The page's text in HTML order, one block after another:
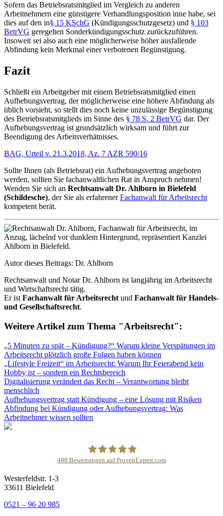
Sofern das Betriebsratsmitglied im Vergleich zu anderen
Arbeitnehmern eine günstigere Verhandlungsposition inne habe, sei
dies auf den in§ 15 KSchG (Kündigungsschutzgesetz) und § 103
BetrVG geregelten Sonderkündigungsschutz zurückzuführen.
Insoweit sei also auch eine möglicherweise höher ausfallende
Abfindung kein Merkmal einer verbotenen Begünstigung.
Fazit
Schließt ein Arbeitgeber mit einem Betriebsratsmitglied einen
Aufhebungsvertrag, der möglicherweise eine höhere Abfindung als
üblich vorsieht, so stellt dies noch keine unzulässige Begünstigung
des Betriebsratsmitglieds im Sinne des § 78 S. 2 BetrVG dar. Der
Aufhebungsvertrag ist grundsätzlich wirksam und führt zur
Beendigung des Arbeitsverhätnisses.
BAG, Urteil v. 21.3.2018, Az. 7 AZR 590/16
Sollte Ihnen (als Betriebsrat) ein Aufhebungsvertrag angeboten
werden, sollten Sie fachanwaltlichen Rat in Anspruch nehmen!
Wenden Sie sich an Rechtsanwalt Dr. Ahlborn in Bielefeld
(Schildesche), der Sie als erfahrenerFachanwalt für Arbeitsrecht
kompetent berät.
Autor dieses Beitrags: Dr. Ahlborn
Rechtsanwalt und Notar Dr. Ahlborn ist langjährig im Arbeitsrecht
und Wirtschaftsrecht tätig.
Er ist Fachanwalt für Arbeitsrecht und Fachanwalt für Handels-
und Gesellschaftsrecht.
Weitere Artikel zum Thema "Arbeitsrecht":
„5 Minuten zu spät – Kündigung?“ Warum kleine Verspätungen im
Arbeitsrecht plötzlich große Folgen haben können
„Lifestyle Freizeit“ im Arbeitsrecht: Warum Ihr Feierabend kein
Hobby ist – sondern ein Rechtsbereich
Digitalisierung verändert das Recht – Verantwortung bleibt
menschlich
Aufhebungsvertrag statt Kündigung – eine Lösung mit Risiken
Abfindung bei Kündigung oder Aufhebungsvertrag: Was
Arbeitnehmer wissen sollten
498 Bewertungen auf ProvenExpert.com
Westerfeldstr. 1-3
33611 Bielefeld
0521 – 96 20 985